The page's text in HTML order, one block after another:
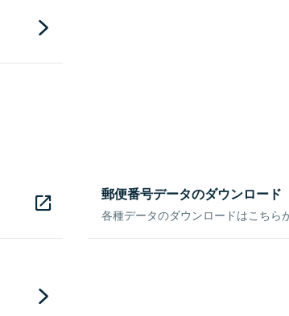
郵便番号データのダウンロード
各種データのダウンロードはこちら